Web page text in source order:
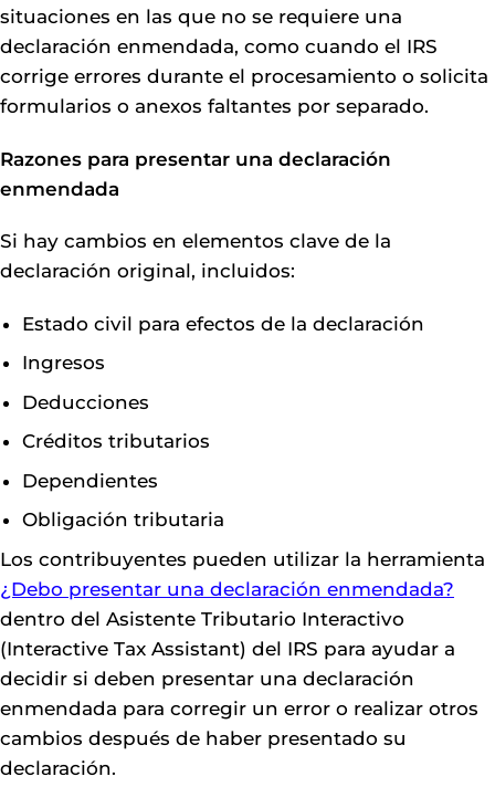
situaciones en las que no se requiere una
declaración enmendada, como cuando el IRS
corrige errores durante el procesamiento o solicita
formularios o anexos faltantes por separado.
Razones para presentar una declaración
enmendada
Si hay cambios en elementos clave de la
declaración original, incluidos:
Estado civil para efectos de la declaración
Ingresos
Deducciones
Créditos tributarios
Dependientes
Obligación tributaria
Los contribuyentes pueden utilizar la herramienta
¿Debo presentar una declaración enmendada?
dentro del Asistente Tributario Interactivo
(Interactive Tax Assistant) del IRS para ayudar a
decidir si deben presentar una declaración
enmendada para corregir un error o realizar otros
cambios después de haber presentado su
declaración.